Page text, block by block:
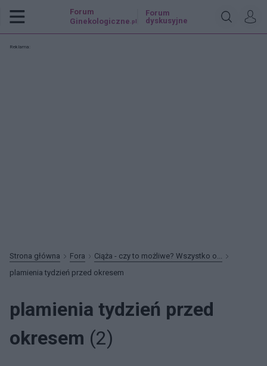
Forum
Ginekologiczne .pl
Forum
dyskusyjne
Reklama:
Strona główna Fora
Ciąża - czy to możliwe? Wszystko o...
plamienia tydzień przed okresem
plamienia tydzień przed
okresem (2)